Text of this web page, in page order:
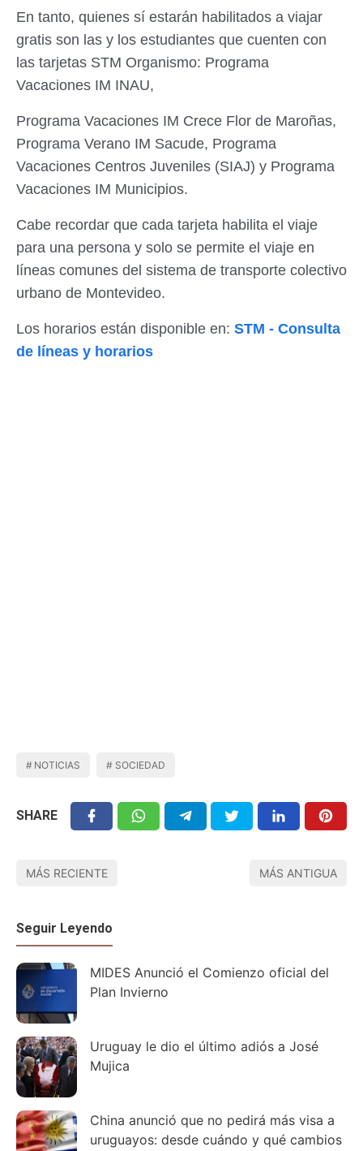
En tanto, quienes sí estarán habilitados a viajar
gratis son las y los estudiantes que cuenten con
las tarjetas STM Organismo: Programa
Vacaciones IM INAU,
Programa Vacaciones IM Crece Flor de Maroñas,
Programa Verano IM Sacude, Programa
Vacaciones Centros Juveniles (SIAJ) y Programa
Vacaciones IM Municipios.
Cabe recordar que cada tarjeta habilita el viaje
para una persona y solo se permite el viaje en
líneas comunes del sistema de transporte colectivo
urbano de Montevideo.
Los horarios están disponible en: STM - Consulta
de líneas y horarios
NOTICIAS SOCIEDAD
SHARE
MÁS RECIENTE MÁS ANTIGUA
Seguir Leyendo
MIDES Anunció el Comienzo oficial del
Plan Invierno
Uruguay le dio el último adiós a José
Mujica
China anunció que no pedirá más visa a
uruguayos: desde cuándo y qué cambios